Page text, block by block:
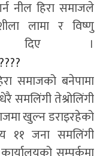
नील हिरा समाजले
लामा र विष्णु
दिए ।
समाजको बनेपामा
समलिंगी तेश्रोलिंगी
खुल्न डराइरहेको
११ जना समलिंगी